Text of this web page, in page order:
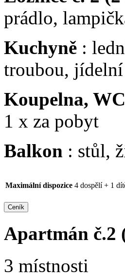
prádlo,
Kuchyně :
troubou,
Koupelna, WC
1 x za pobyt
Balkon : stůl,
Maximální dispozice 4 dospělí + 1
Apartmán č.2
3 místnosti